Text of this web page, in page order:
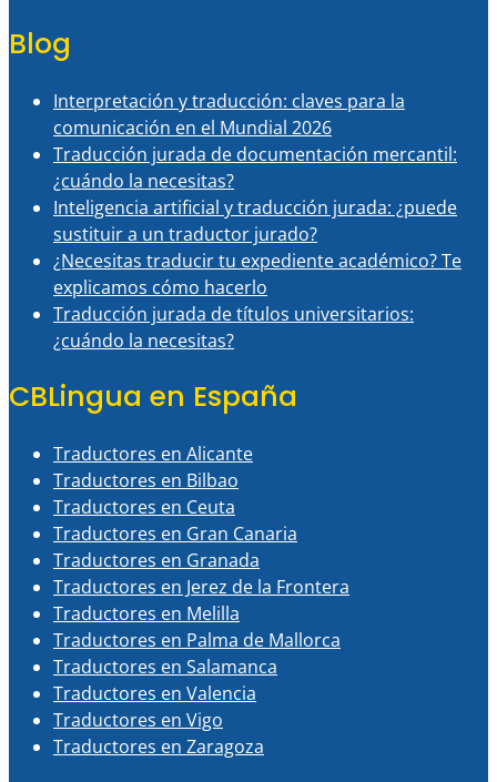
Blog
Interpretación y traducción: claves para la
comunicación en el Mundial 2026
Traducción jurada de documentación mercantil:
¿cuándo la necesitas?
Inteligencia artificial y traducción jurada: ¿puede
sustituir a un traductor jurado?
¿Necesitas traducir tu expediente académico? Te
explicamos cómo hacerlo
Traducción jurada de títulos universitarios:
¿cuándo la necesitas?
CBLingua en España
Traductores en Alicante
Traductores en Bilbao
Traductores en Ceuta
Traductores en Gran Canaria
Traductores en Granada
Traductores en Jerez de la Frontera
Traductores en Melilla
Traductores en Palma de Mallorca
Traductores en Salamanca
Traductores en Valencia
Traductores en Vigo
Traductores en Zaragoza